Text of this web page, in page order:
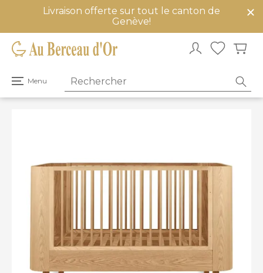
Livraison offerte sur tout le canton de
Genève!
Menu
Ouvrir
menu